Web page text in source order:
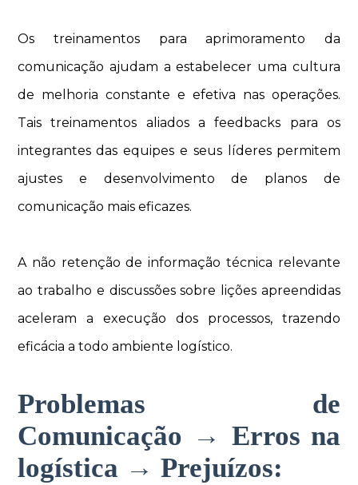
Os treinamentos para aprimoramento da
comunicação ajudam a estabelecer uma cultura
de melhoria constante e efetiva nas operações.
Tais treinamentos aliados a feedbacks para os
integrantes das equipes e seus líderes permitem
ajustes e desenvolvimento de planos de
comunicação mais eficazes.
A não retenção de informação técnica relevante
ao trabalho e discussões sobre lições apreendidas
aceleram a execução dos processos, trazendo
eficácia a todo ambiente logístico.
Problemas de
Comunicação → Erros na
logística → Prejuízos: